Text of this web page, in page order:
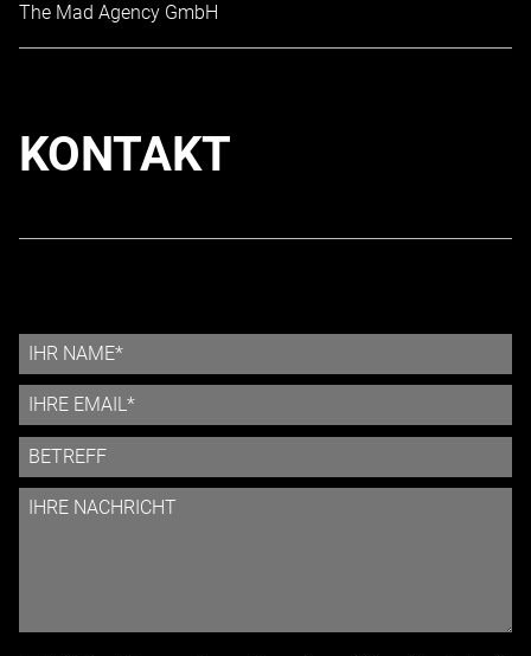
The Mad Agency GmbH
KONTAKT
Ihr Name
Ihre eMail
Betreff
Ihre Nachricht